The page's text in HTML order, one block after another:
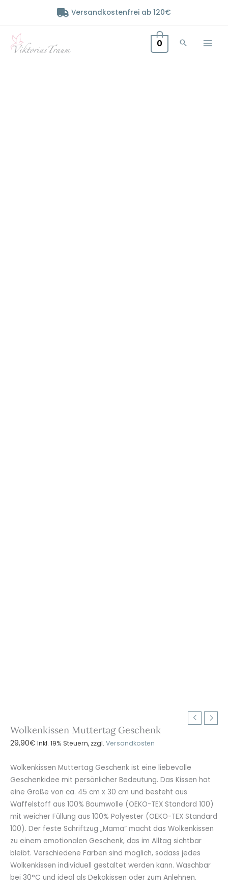
Versandkostenfrei ab 120€
0
Wolkenkissen Muttertag Geschenk
29,90€ Inkl. 19% Steuern, zzgl. Versandkosten
Wolkenkissen Muttertag Geschenk ist eine liebevolle
Geschenkidee mit persönlicher Bedeutung. Das Kissen hat
eine Größe von ca. 45 cm x 30 cm und besteht aus
Waffelstoff aus 100% Baumwolle (OEKO-TEX Standard 100)
mit weicher Füllung aus 100% Polyester (OEKO-TEX Standard
100). Der feste Schriftzug „Mama“ macht das Wolkenkissen
zu einem emotionalen Geschenk, das im Alltag sichtbar
bleibt. Verschiedene Farben sind möglich, sodass jedes
Wolkenkissen individuell gestaltet werden kann. Waschbar
bei 30°C und ideal als Dekokissen oder zum Anlehnen.